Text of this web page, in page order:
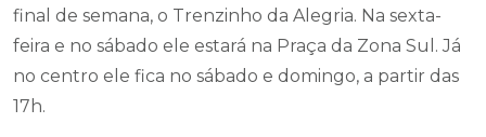
final de semana, o Trenzinho da Alegria. Na sexta-
feira e no sábado ele estará na Praça da Zona Sul. Já
no centro ele fica no sábado e domingo, a partir das
17h.